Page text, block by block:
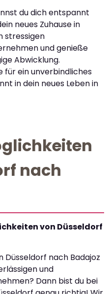
du dich entspannt
neues Zuhause in
stressigen
und genieße
Abwicklung.
für ein unverbindliches
in dein neues Leben in
nach
von Düsseldorf
Düsseldorf nach Badajoz
und
Dann bist du bei